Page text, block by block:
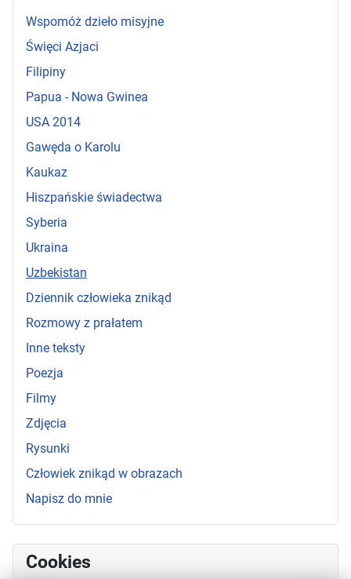
Wspomóż dzieło misyjne
Święci Azjaci
Filipiny
Papua - Nowa Gwinea
USA 2014
Gawęda o Karolu
Kaukaz
Hiszpańskie świadectwa
Syberia
Ukraina
Uzbekistan
Dziennik człowieka znikąd
Rozmowy z prałatem
Inne teksty
Poezja
Filmy
Zdjęcia
Rysunki
Człowiek znikąd w obrazach
Napisz do mnie
Cookies